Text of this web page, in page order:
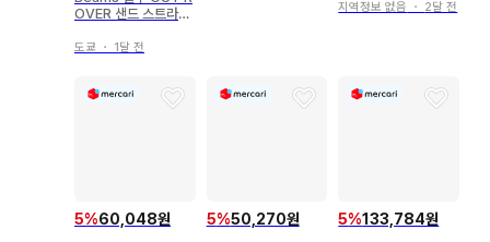
OVER 샌드 스트라이
도쿄 ・ 1달 전
지역정보 없음 ・ 2달 전
5%60,048원 5%50,270원 5%133,784원